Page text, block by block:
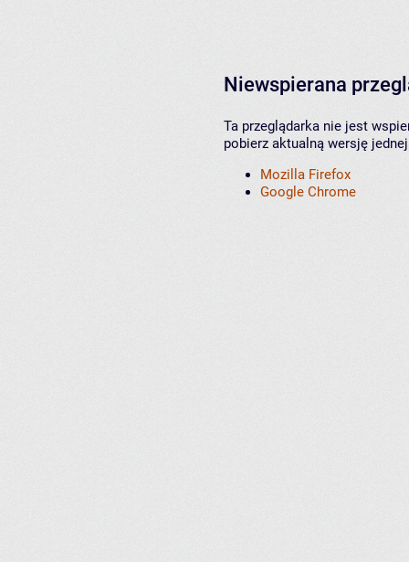
Niewspierana
Ta przeglądarka nie jest
pobierz aktualną wersję
Mozilla Firefox
Google Chrome